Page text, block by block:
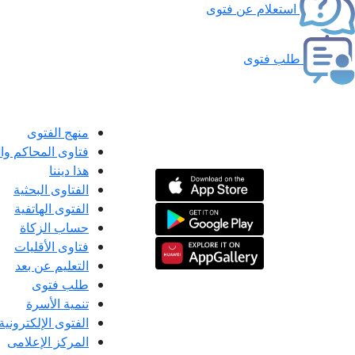
استعلام عن فتوى
طلب فتوى
منهج الفتوى
فتاوى المحاكم
هذا ديننا
الفتاوى البحثية
الفتوى الهاتفية
حساب الزكاة
فتاوى الأقليات
التعليم عن بعد
طلب فتوى
تنمية الأسرة
الفتوى الإلكترونية
المركز الإعلامى